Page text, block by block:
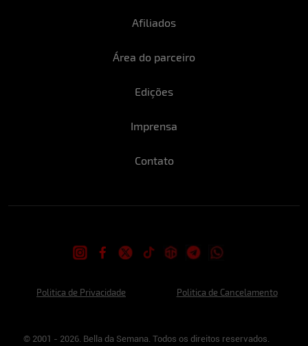
Afiliados
Área do parceiro
Edições
Imprensa
Contato
Politica de Privacidade Politica de Cancelamento
© 2001 - 2026. Bella da Semana. Todos os direitos reservados.